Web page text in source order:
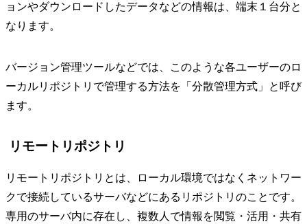
ョンやダウンロードしたデータなどの情報は、端末１台分と
なります。
バージョン管理ツールなどでは、このような各ユーザーのロ
ーカルリポジトリで管理する方法を「分散管理方式」と呼び
ます。
リモートリポジトリ
リモートリポジトリとは、ローカル環境ではなくネットワー
クで接続しているサーバなどにあるリポジトリのことです。
専用のサーバ内に存在し、複数人で情報を閲覧・活用・共有